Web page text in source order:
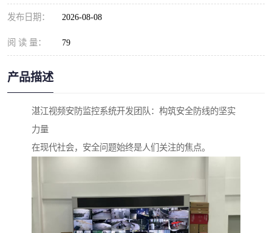
发布日期： 2026-08-08
阅 读 量： 79
产品描述
湛江视频安防监控系统开发团队：构筑安全防线的坚实
力量
在现代社会，安全问题始终是人们关注的焦点。